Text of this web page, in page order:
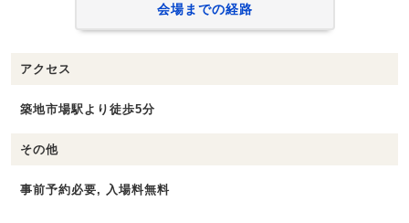
会場までの経路
アクセス
築地市場駅より徒歩5分
その他
事前予約必要, 入場料無料